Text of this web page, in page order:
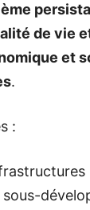
de vie
et
.
:
sous-